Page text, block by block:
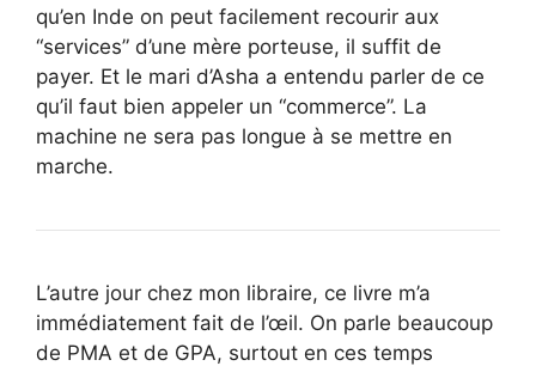
qu’en Inde on peut facilement recourir aux
“services” d’une mère porteuse, il suffit de
payer. Et le mari d’Asha a entendu parler de ce
qu’il faut bien appeler un “commerce”. La
machine ne sera pas longue à se mettre en
marche.
L’autre jour chez mon libraire, ce livre m’a
immédiatement fait de l’œil. On parle beaucoup
de PMA et de GPA, surtout en ces temps